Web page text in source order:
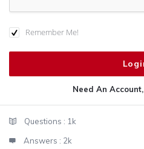
Remember Me!
Need An Account,
StatsQuestions : 1k
Answers : 2k